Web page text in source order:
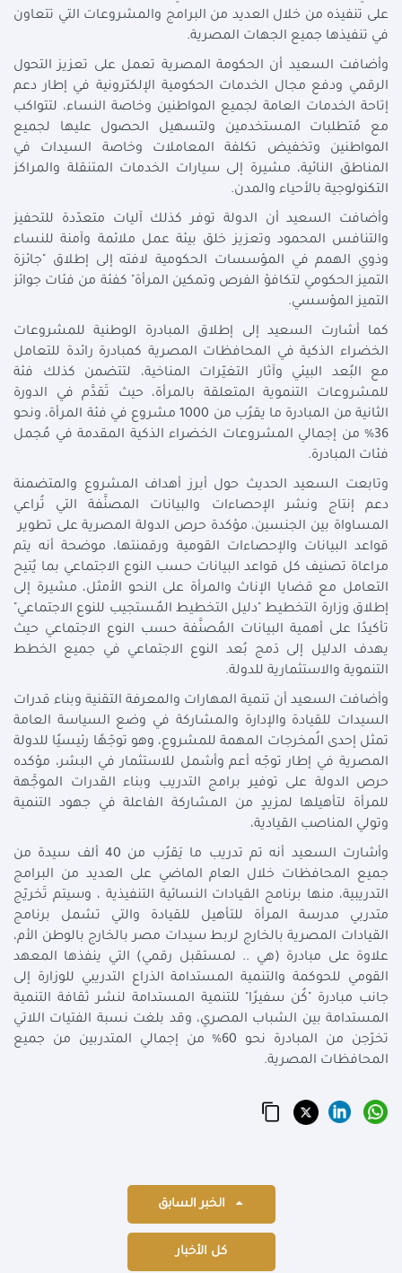
على تنفيذه من خلال العديد من البرامج والمشروعات التي تتعاون
في تنفيذها جميع الجهات المصرية.
وأضافت السعيد أن الحكومة المصرية تعمل على تعزيز التحول
الرقمي ودفع مجال الخدمات الحكومية الإلكترونية في إطار دعم
إتاحة الخدمات العامة لجميع المواطنين وخاصة النساء، لتتواكب
مع مُتطلبات المستخدمين ولتسهيل الحصول عليها لجميع
المواطنين وتخفيض تكلفة المعاملات وخاصة السيدات في
المناطق النائية، مشيرة إلى سيارات الخدمات المتنقلة والمراكز
التكنولوجية بالأحياء والمدن.
وأضافت السعيد أن الدولة توفر كذلك آليات متعدّدة للتحفيز
والتنافس المحمود وتعزيز خلق بيئة عمل ملائمة وآمنة للنساء
وذوي الهمم في المؤسسات الحكومية لافته إلى إطلاق "جائزة
التميز الحكومي لتكافؤ الفرص وتمكين المرأة" كفئة من فئات جوائز
التميز المؤسسي.
كما أشارت السعيد إلى إطلاق المبادرة الوطنية للمشروعات
الخضراء الذكية في المحافظات المصرية كمبادرة رائدة للتعامل
مع البُعد البيئي وآثار التغيّرات المناخية، لتتضمن كذلك فئة
للمشروعات التنموية المتعلقة بالمرأة، حيث تَقدَّم في الدورة
الثانية من المبادرة ما يقرُب من 1000 مشروع في فئة المرأة، ونحو
36% من إجمالي المشروعات الخضراء الذكية المقدمة في مُجمل
فئات المبادرة.
وتابعت السعيد الحديث حول أبرز أهداف المشروع والمتضمنة
دعم إنتاج ونشر الإحصاءات والبيانات المصنَّفة التي تُراعي
المساواة بين الجنسين، مؤكدة حرص الدولة المصرية على تطوير
قواعد البيانات والإحصاءات القومية ورقمنتها، موضحة أنه يتم
مراعاة تصنيف كل قواعد البيانات حسب النوع الاجتماعي بما يُتيح
التعامل مع قضايا الإناث والمرأة على النحو الأمثل، مشيرة إلى
إطلاق وزارة التخطيط "دليل التخطيط المٌستجيب للنوع الاجتماعي"
تأكيدًا على أهمية البيانات المُصنَّفة حسب النوع الاجتماعي حيث
يهدف الدليل إلى دَمج بُعد النوع الاجتماعي في جميع الخطط
التنموية والاستثمارية للدولة.
وأضافت السعيد أن تنمية المهارات والمعرفة التقنية وبناء قدرات
السيدات للقيادة والإدارة والمشاركة في وضع السياسة العامة
تمثل إحدى الُمخرجات المهمة للمشروع، وهو توجّهًا رئيسيًا للدولة
المصرية في إطار توجّه أعم وأشمل للاستثمار في البشر، مؤكده
حرص الدولة على توفير برامج التدريب وبناء القدرات الموجَّهة
للمرأة لتأهيلها لمزيدٍ من المشاركة الفاعلة في جهود التنمية
وتولي المناصب القيادية،
وأشارت السعيد أنه تم تدريب ما يَقرُب من 40 ألف سيدة من
جميع المحافظات خلال العام الماضي على العديد من البرامج
التدريبية، منها برنامج القيادات النسائية التنفيذية ، وسيتم تَخريّج
متدربي مدرسة المرأة للتأهيل للقيادة والتي تشمل برنامج
القيادات المصرية بالخارج لربط سيدات مصر بالخارج بالوطن الأم،
علاوة على مبادرة (هي .. لمستقبل رقمي) التي ينفذها المعهد
القومي للحوكمة والتنمية المستدامة الذراع التدريبي للوزارة إلى
جانب مبادرة "كُن سفيرًا" للتنمية المستدامة لنشر ثقافة التنمية
المستدامة بين الشباب المصري، وقد بلغت نسبة الفتيات اللاتي
تخرّجن من المبادرة نحو 60% من إجمالي المتدربين من جميع
المحافظات المصرية.
الخبر السابق
كل الأخبار